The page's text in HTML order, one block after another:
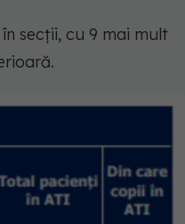
secții, cu 9 mai mult